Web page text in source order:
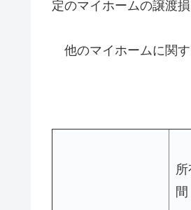
定のマイホームの譲渡
他のマイホームに関
所